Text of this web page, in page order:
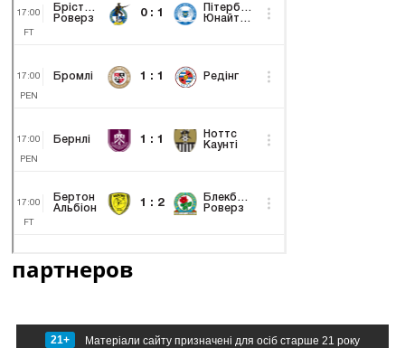
партнеров
21+ Матеріали сайту призначені для осіб старше 21 року